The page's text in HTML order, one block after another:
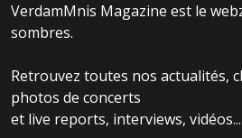
VerdamMnis Magazine est le
sombres.
Retrouvez toutes nos actualités,
photos de concerts
et live reports, interviews, vidéos...